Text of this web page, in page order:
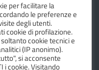
SUL
sul Crostolo
per facilitare la
le preferenze e
degli utenti.
cookie di profilazione.
cookie tecnici e
(IP anonimo).
si acconsente
i cookie. Visitando